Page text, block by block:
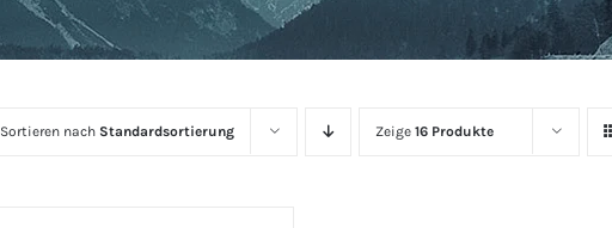
Sortieren nach Standardsortierung Zeige16 Produkte